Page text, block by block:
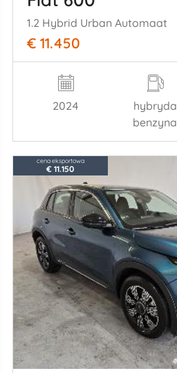
1.2 Hybrid Urban Automaat
€ 11.450
2024
hybryda
benzyna
cena eksportowa
€ 11.150